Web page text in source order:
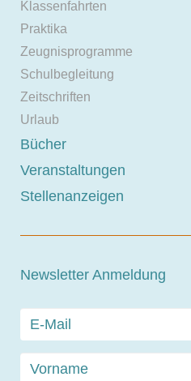
Klassenfahrten
Praktika
Zeugnisprogramme
Schulbegleitung
Zeitschriften
Urlaub
Bücher
Veranstaltungen
Stellenanzeigen
Newsletter Anmeldung